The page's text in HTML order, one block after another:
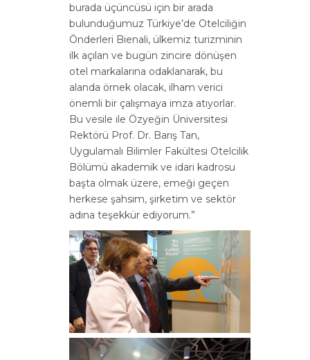
burada üçüncüsü için bir arada
bulunduğumuz Türkiye’de Otelciliğin
Önderleri Bienali, ülkemiz turizminin
ilk açılan ve bugün zincire dönüşen
otel markalarına odaklanarak, bu
alanda örnek olacak, ilham verici
önemli bir çalışmaya imza atıyorlar.
Bu vesile ile Özyeğin Üniversitesi
Rektörü Prof. Dr. Barış Tan,
Uygulamalı Bilimler Fakültesi Otelcilik
Bölümü akademik ve idari kadrosu
başta olmak üzere, emeği geçen
herkese şahsım, şirketim ve sektör
adına teşekkür ediyorum.”